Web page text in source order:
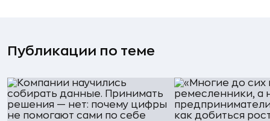
Публикации по теме